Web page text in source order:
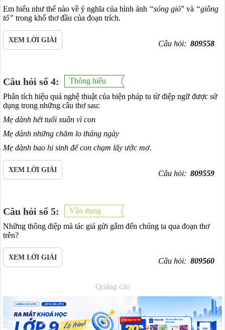
Em hiểu như thế nào về ý nghĩa của hình ảnh “sóng gió” và “giông
tố” trong khổ thơ đầu của đoạn trích.
XEM LỜI GIẢI Câu hỏi: 809558
Câu hỏi số 4:
Thông hiểu
Phân tích hiệu quả nghệ thuật của biện pháp tu từ điệp ngữ được sử
dụng trong những câu thơ sau:
Mẹ dành hết tuổi xuân vì con
Mẹ dành những chăm lo tháng ngày
Mẹ dành bao hi sinh để con chạm lấy ước mơ.
XEM LỜI GIẢI Câu hỏi: 809559
Câu hỏi số 5:
Vận dụng
Những thông điệp mà tác giả gửi gắm đến chúng ta qua đoạn thơ
trên?
XEM LỜI GIẢI Câu hỏi: 809560
Quảng cáo